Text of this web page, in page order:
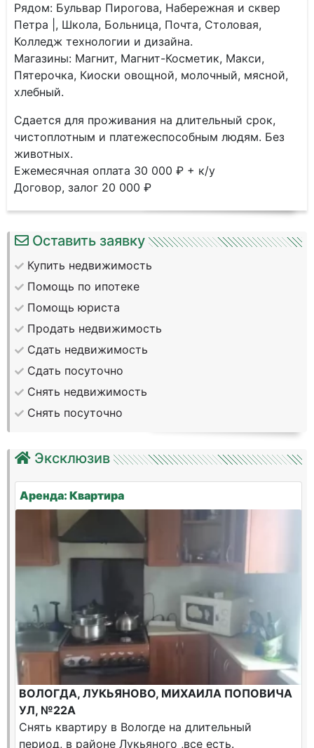
Pядoм: Бульвар Пирогова, Набережная и сквер
Петра |, Школа, Больница, Почта, Столовая,
Колледж технологии и дизайна.
Магазины: Магнит, Магнит-Косметик, Макси,
Пятерочка, Киоски овощной, молочный, мясной,
хлебный.
Сдается для проживания на длительный срок,
чистоплотным и платежеспособным людям. Без
животных.
Ежемесячная оплата 30 000 ₽ + к/у
Договор, залог 20 000 ₽
Оставить заявку
Купить недвижимость
Помощь по ипотеке
Помощь юриста
Продать недвижимость
Сдать недвижимость
Сдать посуточно
Снять недвижимость
Снять посуточно
Эксклюзив
Аренда: Квартира
ВОЛОГДА, ЛУКЬЯНОВО, МИХАИЛА ПОПОВИЧА
УЛ, №22А
Снять квартиру в Вологде на длительный
период, в районе Лукьяного ,все есть.